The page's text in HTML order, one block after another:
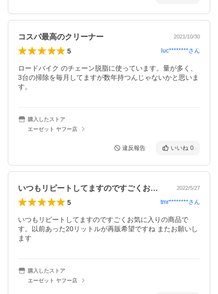
コスパ最高のクリーナー 2021/10/30
5 luc********さん
ロードバイク のチェーン脱脂に使っています。量が多く、
3台の掃除を毎月してますが数年持つんじゃないかと思いま
す。
購入したストア
エーゼット ヤフー店
違反報告 いいね 0
いつもリピートしてますのですごくお気に… 2022/5/27
5 tmr********さん
いつもリピートしてますのですごくお気に入りの商品で
す。以前あった20リットルが再販希望ですね またお願いし
ます
購入したストア
エーゼット ヤフー店